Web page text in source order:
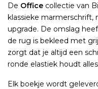
De Office collectie van
klassieke marmerschrift,
upgrade. De omslag
de rug is bekleed met
zorgt dat je altijd een
ronde elastiek houdt
Elk boekje wordt